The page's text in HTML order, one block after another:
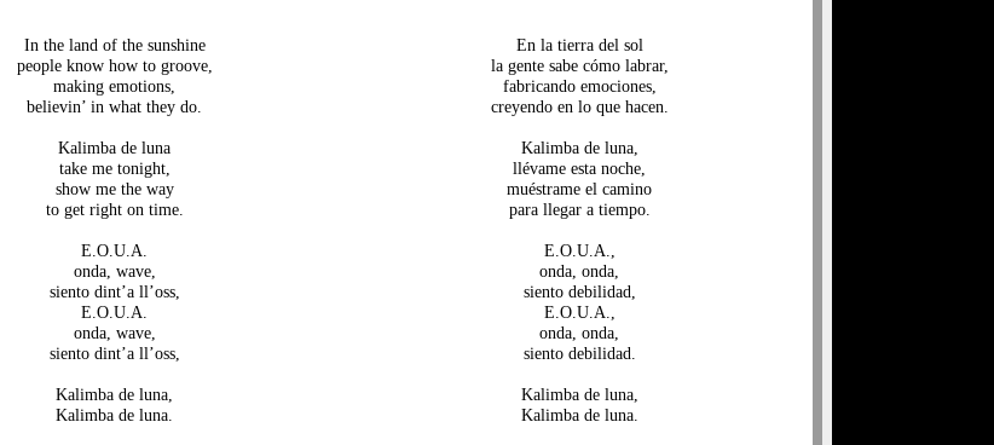
In the land of the sunshine
people know how to groove,
making emotions,
believin’ in what they do.
Kalimba de luna
take me tonight,
show me the way
to get right on time.
E.O.U.A.
onda, wave,
siento dint’a ll’oss,
E.O.U.A.
onda, wave,
siento dint’a ll’oss,
Kalimba de luna,
Kalimba de luna.
En la tierra del sol
la gente sabe cómo labrar,
fabricando emociones,
creyendo en lo que hacen.
Kalimba de luna,
llévame esta noche,
muéstrame el camino
para llegar a tiempo.
E.O.U.A.,
onda, onda,
siento debilidad,
E.O.U.A.,
onda, onda,
siento debilidad.
Kalimba de luna,
Kalimba de luna.